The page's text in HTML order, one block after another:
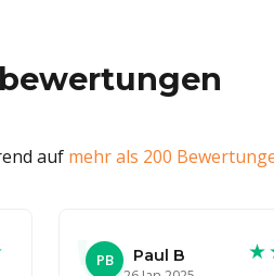
auf mehr als 200
PB
Paul B